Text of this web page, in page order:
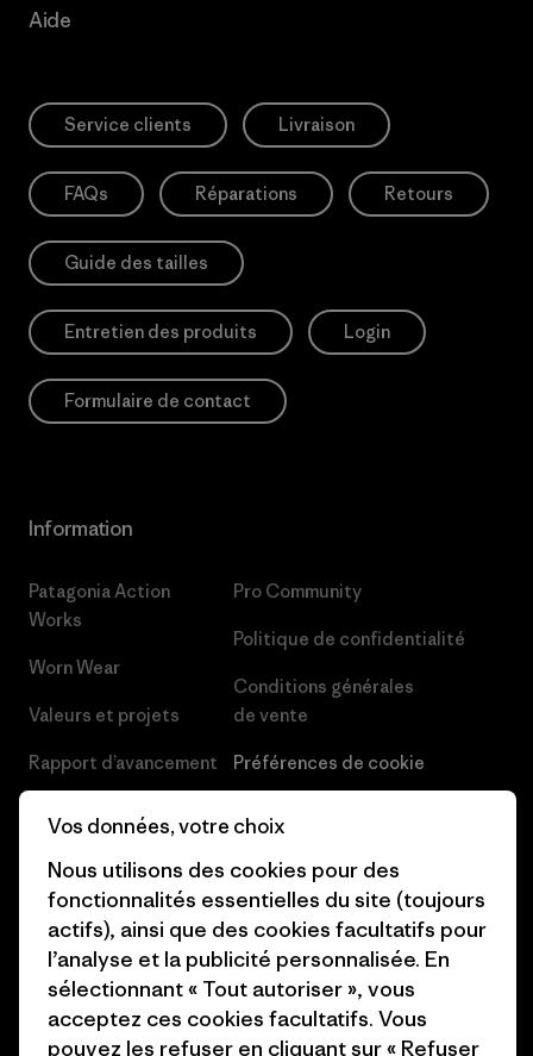
Aide
Service clients Livraison
FAQs Réparations Retours
Guide des tailles
Entretien des produits Login
Formulaire de contact
Information
Patagonia Action
Works
Worn Wear
Valeurs et projets
Rapport d’avancement
Objectifs climatiques
1% For The Planet
Comment nous
finançons
Cartes cadeaux
Pro Community
Politique de confidentialité
Conditions générales
de vente
Préférences de cookie
Presse et media
Industry program
Programme d’affiliation
Patagonia Luxembourg Plan du
site
Vos données, votre choix
Nous utilisons des cookies pour des
fonctionnalités essentielles du site (toujours
actifs), ainsi que des cookies facultatifs pour
l’analyse et la publicité personnalisée. En
sélectionnant « Tout autoriser », vous
acceptez ces cookies facultatifs. Vous
pouvez les refuser en cliquant sur « Refuser